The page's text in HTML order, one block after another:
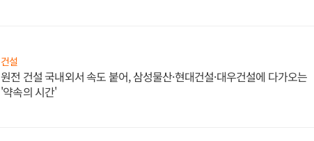
건설
원전 건설 국내외서 속도 붙어, 삼성물산·현대건설·대우건설에 다가오는
'약속의 시간'